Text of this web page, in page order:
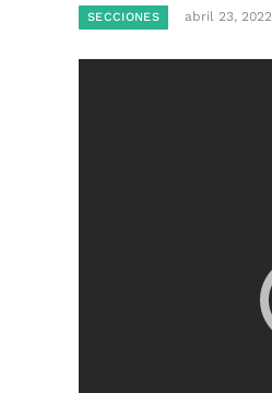
SECCIONES abril 23, 2022